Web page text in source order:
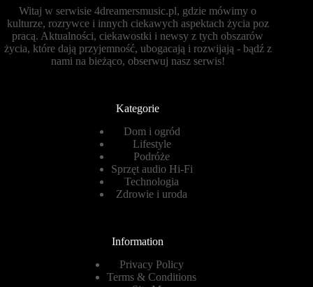
Witaj w serwisie 4dreamersmusic.pl, gdzie mówimy o
kulturze, rozrywce i innych ciekawych aspektach życia poz
pracą. Aktualności, ciekawostki i newsy z tych obszarów
życia, które dają przyjemność, ubogacają i rozwijają - bądź z
nami na bieżąco, obserwuj nasz serwis!
Kategorie
Dom i ogród
Lifestyle
Podróże
Sprzęt audio Hi-Fi
Technologia
Zdrowie i uroda
Information
Privacy Policy
Terms & Conditions